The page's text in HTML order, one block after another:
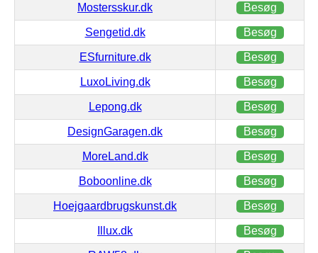
Mostersskur.dk Besøg
Sengetid.dk Besøg
ESfurniture.dk Besøg
LuxoLiving.dk Besøg
Lepong.dk Besøg
DesignGaragen.dk Besøg
MoreLand.dk Besøg
Boboonline.dk Besøg
Hoejgaardbrugskunst.dk Besøg
Illux.dk Besøg